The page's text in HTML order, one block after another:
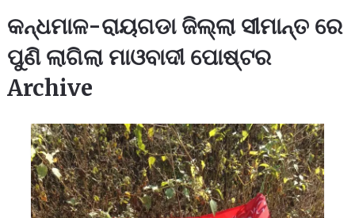
କନ୍ଧମାଳ-ରାୟଗଡା ଜିଲ୍ଲା ସୀମାନ୍ତ ରେ
ପୁଣି ଲାଗିଲା ମାଓବାଦୀ ପୋଷ୍ଟର
Archive